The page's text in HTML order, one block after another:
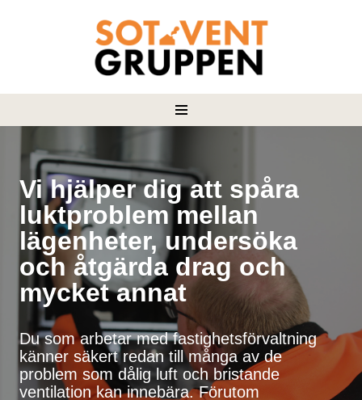
Vi hjälper dig att spåra
luktproblem mellan
lägenheter, undersöka
och åtgärda drag och
mycket annat
Du som arbetar med fastighetsförvaltning
känner säkert redan till många av de
problem som dålig luft och bristande
ventilation kan innebära. Förutom